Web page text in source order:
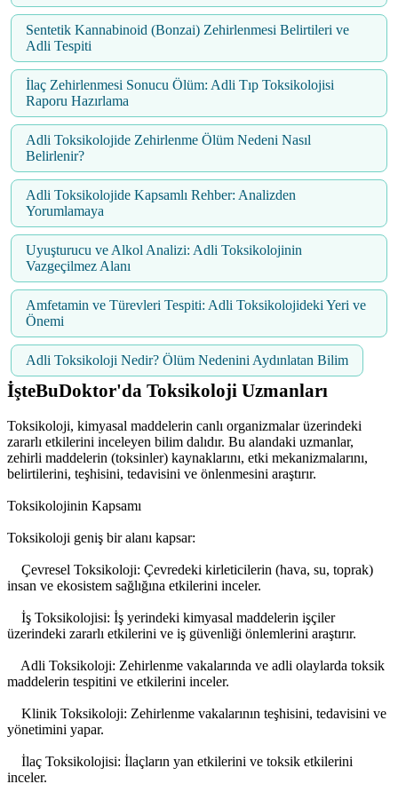
Sentetik Kannabinoid (Bonzai) Zehirlenmesi Belirtileri ve
Adli Tespiti
İlaç Zehirlenmesi Sonucu Ölüm: Adli Tıp Toksikolojisi
Raporu Hazırlama
Adli Toksikolojide Zehirlenme Ölüm Nedeni Nasıl
Belirlenir?
Adli Toksikolojide Kapsamlı Rehber: Analizden
Yorumlamaya
Uyuşturucu ve Alkol Analizi: Adli Toksikolojinin
Vazgeçilmez Alanı
Amfetamin ve Türevleri Tespiti: Adli Toksikolojideki Yeri ve
Önemi
Adli Toksikoloji Nedir? Ölüm Nedenini Aydınlatan Bilim
İşteBuDoktor'da Toksikoloji Uzmanları
Toksikoloji, kimyasal maddelerin canlı organizmalar üzerindeki
zararlı etkilerini inceleyen bilim dalıdır. Bu alandaki uzmanlar,
zehirli maddelerin (toksinler) kaynaklarını, etki mekanizmalarını,
belirtilerini, teşhisini, tedavisini ve önlenmesini araştırır.
Toksikolojinin Kapsamı
Toksikoloji geniş bir alanı kapsar:
Çevresel Toksikoloji: Çevredeki kirleticilerin (hava, su, toprak)
insan ve ekosistem sağlığına etkilerini inceler.
İş Toksikolojisi: İş yerindeki kimyasal maddelerin işçiler
üzerindeki zararlı etkilerini ve iş güvenliği önlemlerini araştırır.
Adli Toksikoloji: Zehirlenme vakalarında ve adli olaylarda toksik
maddelerin tespitini ve etkilerini inceler.
Klinik Toksikoloji: Zehirlenme vakalarının teşhisini, tedavisini ve
yönetimini yapar.
İlaç Toksikolojisi: İlaçların yan etkilerini ve toksik etkilerini
inceler.